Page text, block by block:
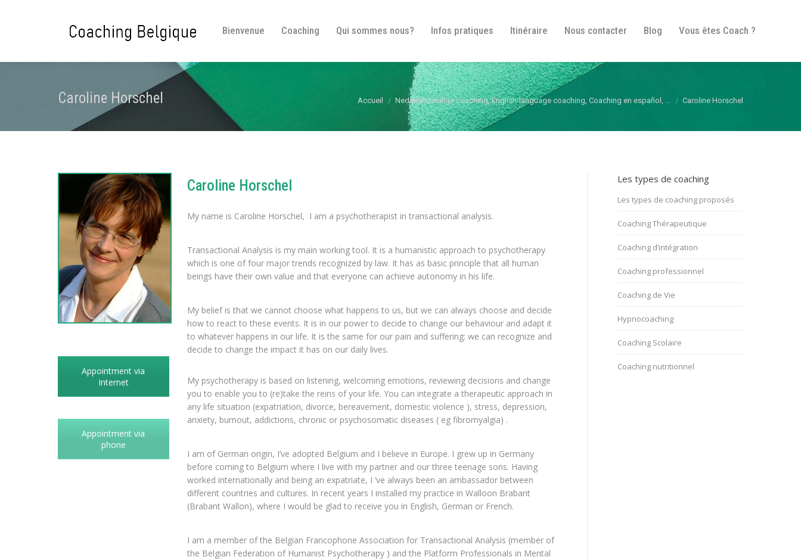
Bienvenue Coaching Qui sommes nous? Infos pratiques Itinéraire Nous contacter Blog Vous êtes Coach ?
Caroline Horschel Vous êtes ici :
Accueil Nederlandstalige coaching, English-language coaching, Coaching en español, … Caroline Horschel
Appointment via
Internet
Appointment via
phone
Caroline Horschel
My name is Caroline Horschel, I am a psychotherapist in transactional analysis.
Transactional Analysis is my main working tool. It is a humanistic approach to psychotherapy
which is one of four major trends recognized by law. It has as basic principle that all human
beings have their own value and that everyone can achieve autonomy in his life.
My belief is that we cannot choose what happens to us, but we can always choose and decide
how to react to these events. It is in our power to decide to change our behaviour and adapt it
to whatever happens in our life. It is the same for our pain and suffering: we can recognize and
decide to change the impact it has on our daily lives.
My psychotherapy is based on listening, welcoming emotions, reviewing decisions and change
you to enable you to (re)take the reins of your life. You can integrate a therapeutic approach in
any life situation (expatriation, divorce, bereavement, domestic violence ), stress, depression,
anxiety, burnout, addictions, chronic or psychosomatic diseases ( eg fibromyalgia) .
I am of German origin, I’ve adopted Belgium and I believe in Europe. I grew up in Germany
before coming to Belgium where I live with my partner and our three teenage sons. Having
worked internationally and being an expatriate, I ‘ve always been an ambassador between
different countries and cultures. In recent years I installed my practice in Walloon Brabant
(Brabant Wallon), where I would be glad to receive you in English, German or French.
I am a member of the Belgian Francophone Association for Transactional Analysis (member of
the Belgian Federation of Humanist Psychotherapy ) and the Platform Professionals in Mental
Les types de coaching
Les types de coaching proposés
Coaching Thérapeutique
Coaching d’intégration
Coaching professionnel
Coaching de Vie
Hypnocoaching
Coaching Scolaire
Coaching nutritionnel